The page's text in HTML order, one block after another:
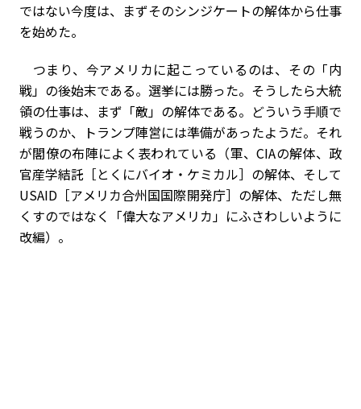
ではない今度は、まずそのシンジケートの解体から仕事
を始めた。
つまり、今アメリカに起こっているのは、その「内
戦」の後始末である。選挙には勝った。そうしたら大統
領の仕事は、まず「敵」の解体である。どういう手順で
戦うのか、トランプ陣営には準備があったようだ。それ
が閣僚の布陣によく表われている（軍、CIAの解体、政
官産学結託［とくにバイオ・ケミカル］の解体、そして
USAID［アメリカ合州国国際開発庁］の解体、ただし無
くすのではなく「偉大なアメリカ」にふさわしいように
改編）。